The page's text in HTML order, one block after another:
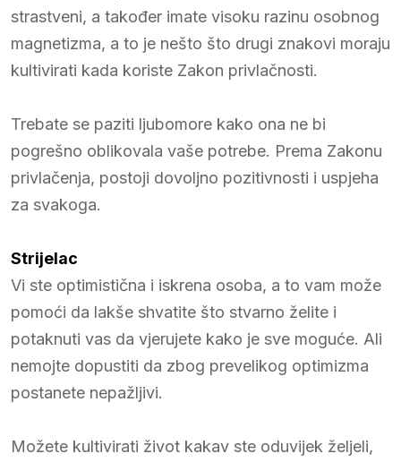
strastveni, a također imate visoku razinu osobnog
magnetizma, a to je nešto što drugi znakovi moraju
kultivirati kada koriste Zakon privlačnosti.
Trebate se paziti ljubomore kako ona ne bi
pogrešno oblikovala vaše potrebe. Prema Zakonu
privlačenja, postoji dovoljno pozitivnosti i uspjeha
za svakoga.
Strijelac
Vi ste optimistična i iskrena osoba, a to vam može
pomoći da lakše shvatite što stvarno želite i
potaknuti vas da vjerujete kako je sve moguće. Ali
nemojte dopustiti da zbog prevelikog optimizma
postanete nepažljivi.
Možete kultivirati život kakav ste oduvijek željeli,